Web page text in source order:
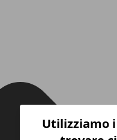
Utilizziamo